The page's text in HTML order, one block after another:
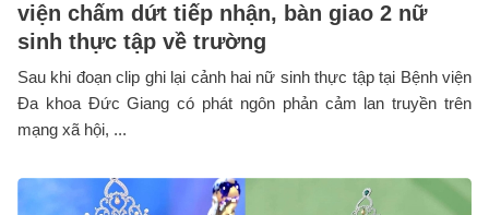
viện chấm dứt tiếp nhận, bàn giao 2 nữ
sinh thực tập về trường
Sau khi đoạn clip ghi lại cảnh hai nữ sinh thực tập tại Bệnh viện
Đa khoa Đức Giang có phát ngôn phản cảm lan truyền trên
mạng xã hội, ...